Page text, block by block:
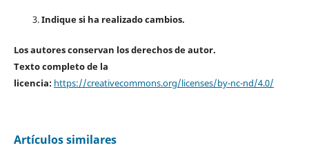
Indique si ha realizado cambios.
Los autores conservan los derechos de autor.
Texto completo de la
licencia: https://creativecommons.org/licenses/by-nc-nd/4.0/
Artículos similares